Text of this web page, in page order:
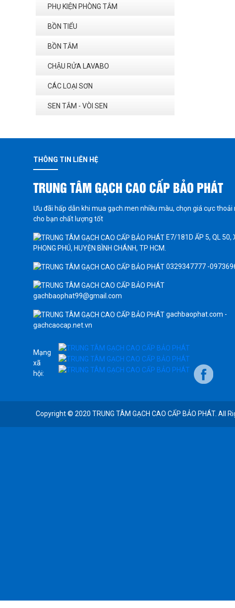
PHỤ KIỆN PHÒNG TẮM
BỒN TIỂU
BỒN TẮM
CHẬU RỬA LAVABO
CÁC LOẠI SƠN
SEN TẮM - VÒI SEN
THÔNG TIN LIÊN HỆ
TRUNG TÂM GẠCH CAO CẤP BẢO PHÁT
Ưu đãi hấp dẫn khi mua gạch men nhiều màu, chọn giá cực thoải
cho bạn chất lượng tốt
E7/181D ẤP 5, QL 50,
PHONG PHÚ, HUYỆN BÌNH CHÁNH, TP HCM.
0329347777 -
gachbaophat99@gmail.com
gachbaophat.com -
gachcaocap.net.vn
Mạng
xã
hội:
Copyright © 2020 TRUNG TÂM GẠCH CAO CẤP BẢO PHÁT. All